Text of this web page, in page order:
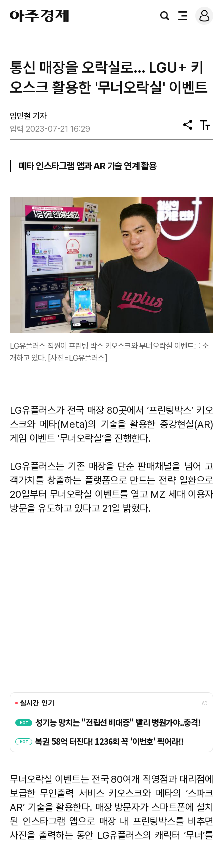
아
주
경
검
전
로
그
통신 매장을 오락실로… LGU+ 키
오스크 활용한 '무너오락실' 이벤트
임민철 기자
입력 2023-07-21 16:29
공
유
텍
스
메타 인스타그램 앱과 AR 기술 연계 활용
LG유플러스 직원이 프린팅 박스 키오스크와 무너오락실 이벤트를 소
개하고 있다. [사진=LG유플러스]
LG유플러스가 전국 매장 80곳에서 ‘프린팅박스’ 키오
스크와 메타(Meta)의 기술을 활용한 증강현실(AR)
게임 이벤트 ‘무너오락실’을 진행한다.
LG유플러스는 기존 매장을 단순 판매채널을 넘어 고
객가치를 창출하는 플랫폼으로 만드는 전략 일환으로
20일부터 무너오락실 이벤트를 열고 MZ 세대 이용자
방문을 유도하고 있다고 21일 밝혔다.
무너오락실 이벤트는 전국 80여개 직영점과 대리점에
보급한 무인출력 서비스 키오스크와 메타의 ‘스파크
AR’ 기술을 활용한다. 매장 방문자가 스마트폰에 설치
된 인스타그램 앱으로 매장 내 프린팅박스를 비추면
사진을 출력하는 동안 LG유플러스의 캐릭터 ‘무너’를